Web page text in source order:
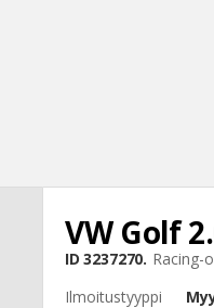
VW Golf
ID3237270. Racing-
Ilmoitustyyppi